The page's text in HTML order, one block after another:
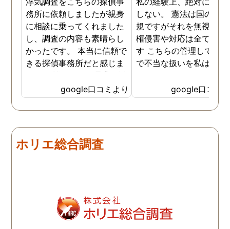
務所に依頼しましたが親身
に相談に乗ってくれました
し、調査の内容も素晴らし
かったです。 本当に信頼で
きる探偵事務所だと感じま
した。 皆さんにも是非お勧
めしたいと思います。
google口コミより
しない。 憲法は国の最
規ですがそれを無視した
権侵害や対応は全て違法
す こちらの管理してい
で不当な扱いを私は受け
google口コミ
ホリエ総合調査